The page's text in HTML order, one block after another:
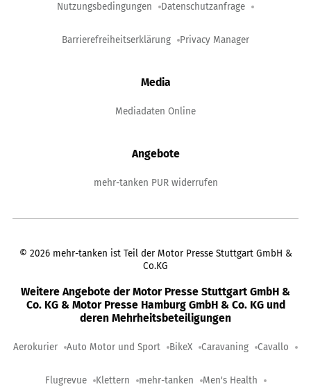
Nutzungsbedingungen Datenschutzanfrage
Barrierefreiheitserklärung Privacy Manager
Media
Mediadaten Online
Angebote
mehr-tanken PUR widerrufen
© 2026 mehr-tanken ist Teil der Motor Presse Stuttgart GmbH &
Co.KG
Weitere Angebote der Motor Presse Stuttgart GmbH &
Co. KG & Motor Presse Hamburg GmbH & Co. KG und
deren Mehrheitsbeteiligungen
Aerokurier Auto Motor und Sport BikeX Caravaning Cavallo
Flugrevue Klettern mehr-tanken Men's Health